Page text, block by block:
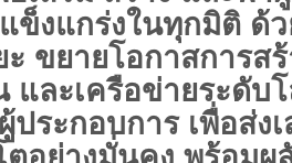
ข็งแกร่งในทุกมิติ ด้
ขยายโอกาสการส
และเครือข่ายระดับ
ประกอบการ เพื่อส่ง